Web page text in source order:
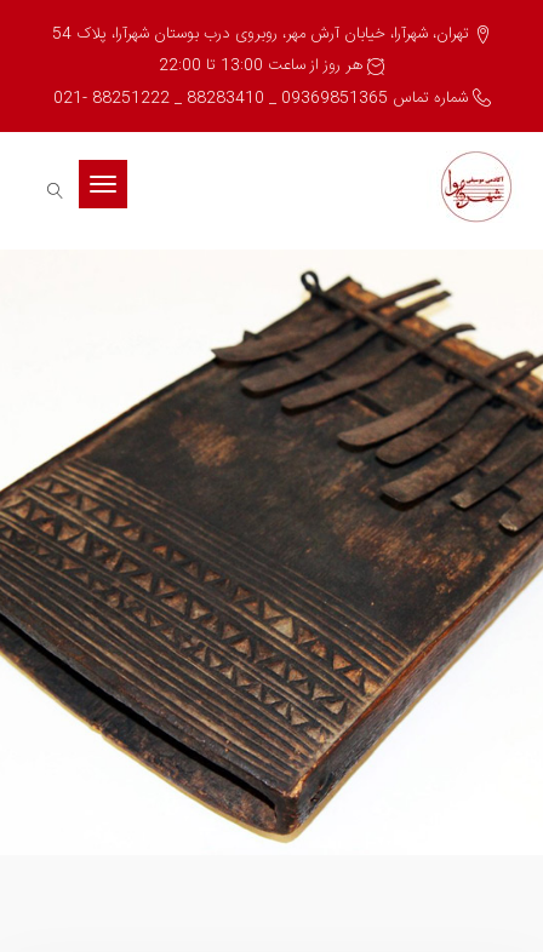
تهران، شهرآرا، خیابان آرش مهر، روبروی درب بوستان شهرآرا، پلاک 54
هر روز از ساعت 13:00 تا 22:00
شماره تماس 09369851365 _ 88283410 _ 88251222 -021
Toggle
navigation